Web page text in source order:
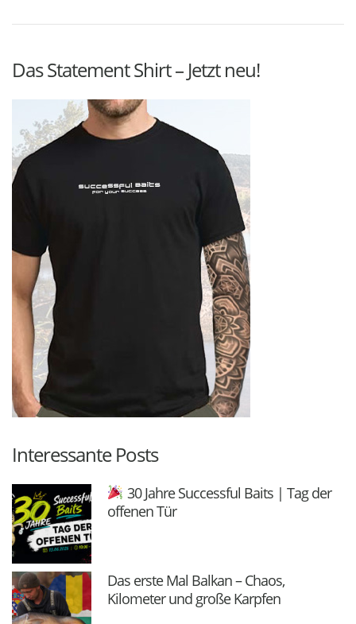
Das Statement Shirt – Jetzt neu!
Interessante Posts
30 Jahre Successful Baits | Tag der
offenen Tür
Das erste Mal Balkan – Chaos,
Kilometer und große Karpfen